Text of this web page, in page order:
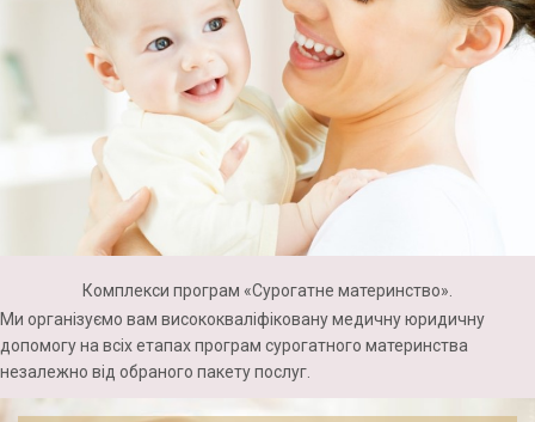
Комплекси програм «Сурогатне материнство».
Ми організуємо вам висококваліфіковану медичну юридичну
допомогу на всіхетапахпрограм сурогатного материнства
незалежно від обраного пакету послуг.